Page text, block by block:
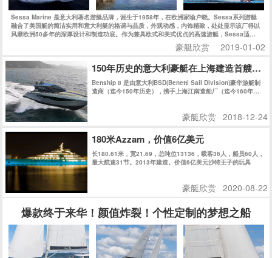
Sessa Marine 是意大利著名游艇品牌，诞生于1958年，在欧洲家喻户晓。Sessa系列游艇
融合了美国艇的简洁实用和意大利艇的格调与品质，外观动感，内饰精致，处处显示该厂得以
风靡欧洲50多年的深厚设计和制造功底。作为兼具欧式和美式优点的高速游艇，Sessa适合
追求狂野而精致的海上生活的新一代人士。今天的Sessa每年生产上千艘船艇，可谓是持续、
豪艇欣赏 2019-01-02
150年历史的意大利豪艇在上海建造首艘游
Benship 8 是由意大利BSD(Benetti Sail Division)豪华游艇制
造商（迄今150年历史），携手上海江南造船厂（迄今160年历
豪艇欣赏 2018-12-24
180米Azzam，价值6亿美元
长180.61米，宽21.69，总吨位13136，载客36人，船员60人，
最大航速31节。2013年建造。价值6亿美元沙特王子的玩具
豪艇欣赏 2020-08-22
爆款终于来华！颜值炸裂！个性定制的梦想之船